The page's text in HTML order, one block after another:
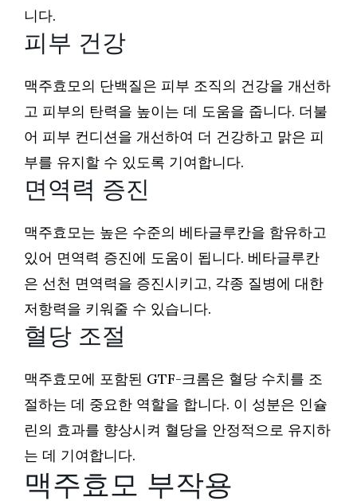
니다.
피부 건강
맥주효모의 단백질은 피부 조직의 건강을 개선하
고 피부의 탄력을 높이는 데 도움을 줍니다. 더불
어 피부 컨디션을 개선하여 더 건강하고 맑은 피
부를 유지할 수 있도록 기여합니다.
면역력 증진
맥주효모는 높은 수준의 베타글루칸을 함유하고
있어 면역력 증진에 도움이 됩니다. 베타글루칸
은 선천 면역력을 증진시키고, 각종 질병에 대한
저항력을 키워줄 수 있습니다.
혈당 조절
맥주효모에 포함된 GTF-크롬은 혈당 수치를 조
절하는 데 중요한 역할을 합니다. 이 성분은 인슐
린의 효과를 향상시켜 혈당을 안정적으로 유지하
는 데 기여합니다.
맥주효모 부작용